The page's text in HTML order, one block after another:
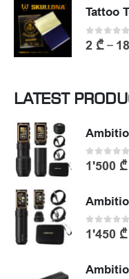
0out of 5
2 ₾–
LATEST
0out of 5
1'500 ₾
0out of 5
1'450 ₾